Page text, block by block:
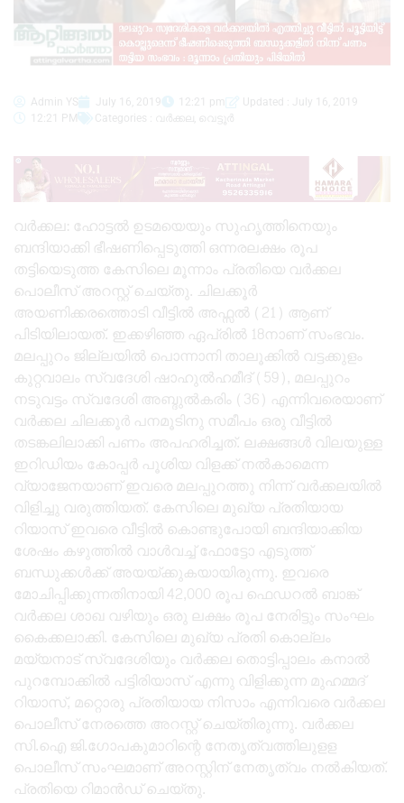
Admin YS July 16, 2019 12:21 pm
Updated : July 16, 2019
12:21 PM
Categories : വർക്കല വെട്ടൂർ
വർക്കല: ഹോട്ടൽ ഉടമയെയും സുഹൃത്തിനെയും
ബന്ദിയാക്കി ഭീഷണിപ്പെടുത്തി ഒന്നരലക്ഷം രൂപ
തട്ടിയെടുത്ത കേസിലെ മൂന്നാം പ്രതിയെ വർക്കല
പൊലീസ് അറസ്റ്റ് ചെയ്തു. ചിലക്കൂർ
അയണിക്കരത്തൊടി വീട്ടിൽ അഫ്സൽ (21) ആണ്
പിടിയിലായത്. ഇക്കഴിഞ്ഞ ഏപ്രിൽ 18നാണ് സംഭവം.
മലപ്പുറം ജില്ലയിൽ പൊന്നാനി താലൂക്കിൽ വട്ടക്കുളം
കുറ്റവാലം സ്വദേശി ഷാഹുൽഹമീദ് (59), മലപ്പുറം
നടുവട്ടം സ്വദേശി അബ്ദുൽകരിം (36) എന്നിവരെയാണ്
വർക്കല ചിലക്കൂർ പനമൂടിനു സമീപം ഒരു വീട്ടിൽ
തടങ്കലിലാക്കി പണം അപഹരിച്ചത്. ലക്ഷങ്ങൾ വിലയുള്ള
ഇറിഡിയം കോപ്പർ പൂശിയ വിളക്ക് നൽകാമെന്ന
വ്യാജേനയാണ് ഇവരെ മലപ്പുറത്തു നിന്ന് വർക്കലയിൽ
വിളിച്ചു വരുത്തിയത്. കേസിലെ മുഖ്യ പ്രതിയായ
റിയാസ് ഇവരെ വീട്ടിൽ കൊണ്ടുപോയി ബന്ദിയാക്കിയ
ശേഷം കഴുത്തിൽ വാൾവച്ച് ഫോട്ടോ എടുത്ത്
ബന്ധുക്കൾക്ക് അയയ്ക്കുകയായിരുന്നു. ഇവരെ
മോചിപ്പിക്കുന്നതിനായി 42,000 രൂപ ഫെഡറൽ ബാങ്ക്
വർക്കല ശാഖ വഴിയും ഒരു ലക്ഷം രൂപ നേരിട്ടും സംഘം
കൈക്കലാക്കി. കേസിലെ മുഖ്യ പ്രതി കൊല്ലം
മയ്യനാട് സ്വദേശിയും വർക്കല തൊട്ടിപ്പാലം കനാൽ
പുറമ്പോക്കിൽ പട്ടിരിയാസ് എന്നു വിളിക്കുന്ന മുഹമ്മദ്
റിയാസ്, മറ്റൊരു പ്രതിയായ നിസാം എന്നിവരെ വർക്കല
പൊലീസ് നേരത്തെ അറസ്റ്റ് ചെയ്തിരുന്നു. വർക്കല
സി.ഐ ജി.ഗോപകുമാറിന്റെ നേതൃത്വത്തിലുളള
പൊലീസ് സംഘമാണ് അറസ്റ്റിന് നേതൃത്വം നൽകിയത്.
പ്രതിയെ റിമാൻഡ് ചെയ്തു.